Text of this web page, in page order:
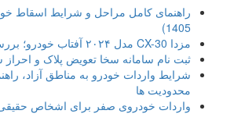
1405)
مزدا CX-30 مدل ۲۰۲۴ آفتاب خودرو؛ بررسی و مشخصات فنی
ثبت نام سامانه سخا تعویض پلاک و احراز
شرایط واردات خودرو به مناطق آزاد،
محدودیت ها
واردات خودروی صفر برای اشخاص حقیقی